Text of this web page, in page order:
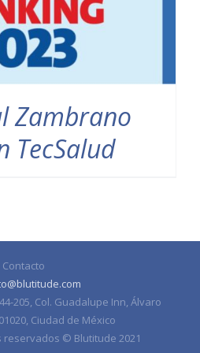
Zambrano
TecSalud
Contacto
205, Col. Guadalupe Inn, Álvaro
Ciudad de México
reservados © Blutitude 2021